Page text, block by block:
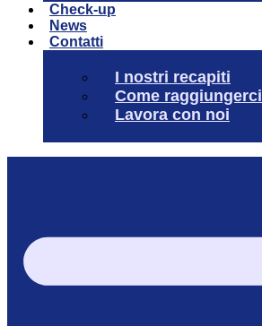
Check-up
News
Contatti
I nostri recapiti
Come raggiungerci
Lavora con noi